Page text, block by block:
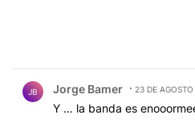
JB Jorge Bamer 23 DE
Y … la banda es